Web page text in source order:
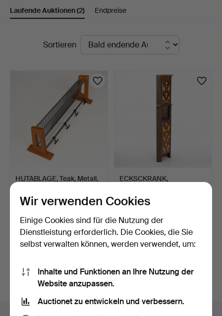
bei
Auktionsverk
Laufende Auktionen(2) Endpreise
LaufendeSortieren
HUTABLAGE, Teak, Metall,
3 Tage
159 USD
ECKSCKRANK,
9 Tage
39 USD
Suche speichern
Sie können auch in Beendete Auktionen aus unserem
Archiv
suchen.
Wir verwenden Cookies
Einige Cookies sind für die Nutzung der
Dienstleistung erforderlich. Die Cookies, die Sie
selbst verwalten können, werden verwendet, um:
Inhalte und Funktionen an Ihre Nutzung der
Website anzupassen.
Auctionet zu entwickeln und verbessern.